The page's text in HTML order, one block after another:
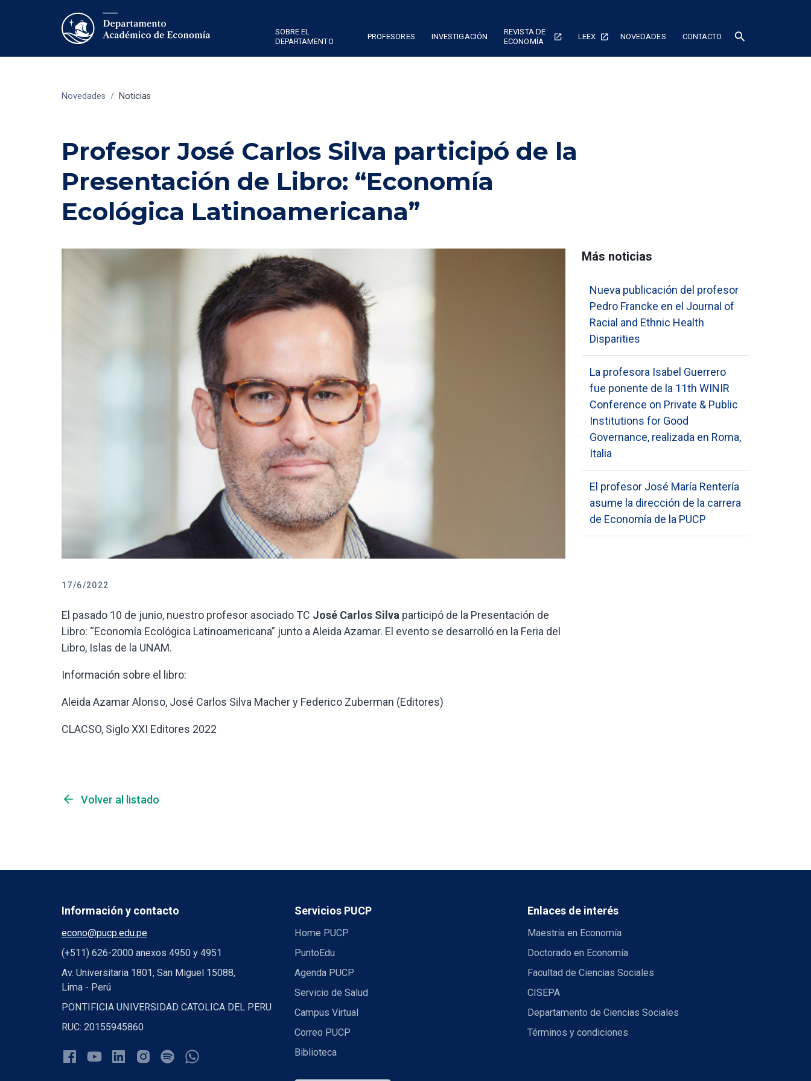
SOBRE EL
DEPARTAMENTO
PROFESORES INVESTIGACIÓN
REVISTA DE
ECONOMÍA
LEEX NOVEDADES CONTACTO search
Novedades / Noticias
Profesor José Carlos Silva participó de la
Presentación de Libro: “Economía
Ecológica Latinoamericana”
17/6/2022
El pasado 10 de junio, nuestro profesor asociado TC José Carlos Silva participó de la Presentación de
Libro: “Economía Ecológica Latinoamericana” junto a Aleida Azamar. El evento se desarrolló en la Feria del
Libro, Islas de la UNAM.
Información sobre el libro:
Aleida Azamar Alonso, José Carlos Silva Macher y Federico Zuberman (Editores)
CLACSO, Siglo XXI Editores 2022
Más noticias
Nueva publicación del profesor
Pedro Francke en el Journal of
Racial and Ethnic Health
Disparities
La profesora Isabel Guerrero
fue ponente de la 11th WINIR
Conference on Private & Public
Institutions for Good
Governance, realizada en Roma,
Italia
El profesor José María Rentería
asume la dirección de la carrera
de Economía de la PUCP
arrow_back Volver al listado
Información y contacto
econo@pucp.edu.pe
(+511) 626-2000 anexos 4950 y 4951
Av. Universitaria 1801, San Miguel 15088,
Lima - Perú
PONTIFICIA UNIVERSIDAD CATOLICA DEL PERU
RUC: 20155945860
Servicios PUCP
Home PUCP
PuntoEdu
Agenda PUCP
Servicio de Salud
Campus Virtual
Correo PUCP
Biblioteca
Enlaces de interés
Maestría en Economía
Doctorado en Economía
Facultad de Ciencias Sociales
CISEPA
Departamento de Ciencias Sociales
Términos y condiciones